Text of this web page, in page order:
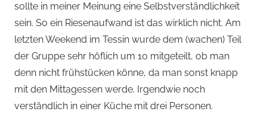
sollte in meiner Meinung eine Selbstverständlichkeit
sein. So ein Riesenaufwand ist das wirklich nicht. Am
letzten Weekend im Tessin wurde dem (wachen) Teil
der Gruppe sehr höflich um 10 mitgeteilt, ob man
denn nicht frühstücken könne, da man sonst knapp
mit den Mittagessen werde. Irgendwie noch
verständlich in einer Küche mit drei Personen.